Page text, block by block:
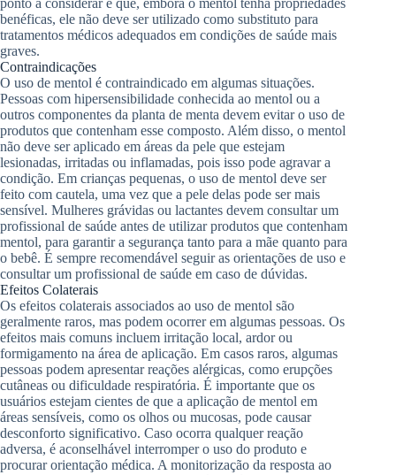
ponto a considerar é que, embora o mentol tenha propriedades
benéficas, ele não deve ser utilizado como substituto para
tratamentos médicos adequados em condições de saúde mais
graves.
Contraindicações
O uso de mentol é contraindicado em algumas situações.
Pessoas com hipersensibilidade conhecida ao mentol ou a
outros componentes da planta de menta devem evitar o uso de
produtos que contenham esse composto. Além disso, o mentol
não deve ser aplicado em áreas da pele que estejam
lesionadas, irritadas ou inflamadas, pois isso pode agravar a
condição. Em crianças pequenas, o uso de mentol deve ser
feito com cautela, uma vez que a pele delas pode ser mais
sensível. Mulheres grávidas ou lactantes devem consultar um
profissional de saúde antes de utilizar produtos que contenham
mentol, para garantir a segurança tanto para a mãe quanto para
o bebê. É sempre recomendável seguir as orientações de uso e
consultar um profissional de saúde em caso de dúvidas.
Efeitos Colaterais
Os efeitos colaterais associados ao uso de mentol são
geralmente raros, mas podem ocorrer em algumas pessoas. Os
efeitos mais comuns incluem irritação local, ardor ou
formigamento na área de aplicação. Em casos raros, algumas
pessoas podem apresentar reações alérgicas, como erupções
cutâneas ou dificuldade respiratória. É importante que os
usuários estejam cientes de que a aplicação de mentol em
áreas sensíveis, como os olhos ou mucosas, pode causar
desconforto significativo. Caso ocorra qualquer reação
adversa, é aconselhável interromper o uso do produto e
procurar orientação médica. A monitorização da resposta ao